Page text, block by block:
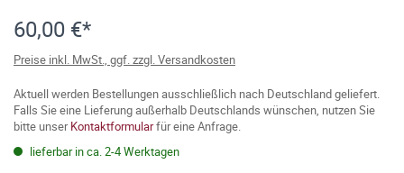
60,00 €*
Preise inkl. MwSt., ggf. zzgl. Versandkosten
Aktuell werden Bestellungen ausschließlich nach Deutschland geliefert.
Falls Sie eine Lieferung außerhalb Deutschlands wünschen, nutzen Sie
bitte unserKontaktformularfür eine Anfrage.
lieferbar in ca. 2-4 Werktagen